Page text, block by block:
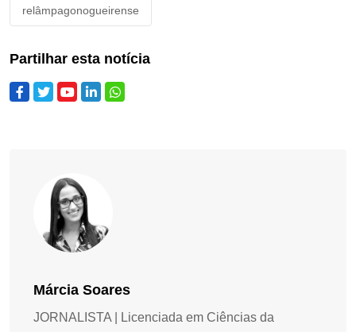
relâmpagonogueirense
Partilhar esta notícia
Márcia Soares
JORNALISTA | Licenciada em Ciências da